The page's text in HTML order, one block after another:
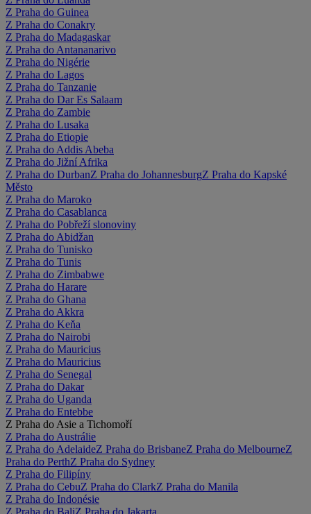
Z Praha do Guinea
Z Praha do Conakry
Z Praha do Madagaskar
Z Praha do Antananarivo
Z Praha do Nigérie
Z Praha do Lagos
Z Praha do Tanzanie
Z Praha do Dar Es Salaam
Z Praha do Zambie
Z Praha do Lusaka
Z Praha do Etiopie
Z Praha do Addis Abeba
Z Praha do Jižní Afrika
Z Praha do DurbanZ Praha do JohannesburgZ Praha do Kapské
Město
Z Praha do Maroko
Z Praha do Casablanca
Z Praha do Pobřeží slonoviny
Z Praha do Abidžan
Z Praha do Tunisko
Z Praha do Tunis
Z Praha do Zimbabwe
Z Praha do Harare
Z Praha do Ghana
Z Praha do Akkra
Z Praha do Keňa
Z Praha do Nairobi
Z Praha do Mauricius
Z Praha do Mauricius
Z Praha do Senegal
Z Praha do Dakar
Z Praha do Uganda
Z Praha do Entebbe
Z Praha do Asie a Tichomoří
Z Praha do Austrálie
Z Praha do AdelaideZ Praha do BrisbaneZ Praha do MelbourneZ
Praha do PerthZ Praha do Sydney
Z Praha do Filipíny
Z Praha do CebuZ Praha do ClarkZ Praha do Manila
Z Praha do Indonésie
Z Praha do BaliZ Praha do Jakarta